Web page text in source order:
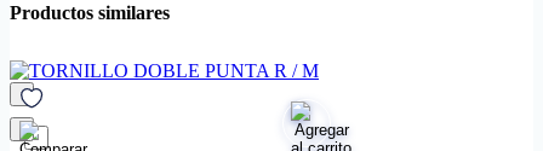
• Las puntas debajo de la
• Paquete de 12 unidades
0.22 x 3 1/2 pulgadas
Productos similares